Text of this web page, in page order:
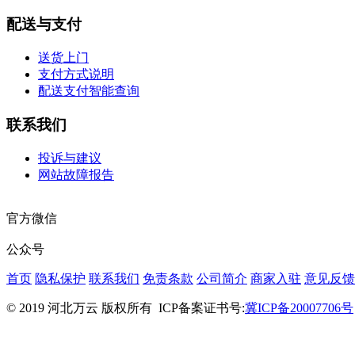
配送与支付
送货上门
支付方式说明
配送支付智能查询
联系我们
投诉与建议
网站故障报告
官方微信
公众号
首页 隐私保护 联系我们 免责条款 公司简介 商家入驻 意见反馈
© 2019 河北万云 版权所有 ICP备案证书号:冀ICP备20007706号